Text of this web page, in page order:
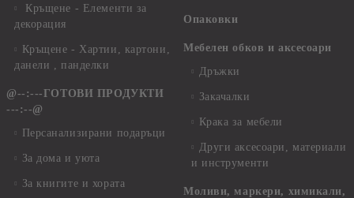
Кръщене - Елементи за
декорация
Кръщене - Хартии, картони,
данели , панделки
@--:---ГОТОВИ ПРОДУКТИ
---:--@
Персанализирани подаръци
За дома и уюта
За книгите и хората
Опаковки
Мебелен обков и аксесоари
Дръжки
Закачалки
Крака за мебели
Други аксесоари, материали
и инструменти
Моливи, маркери, химикали,